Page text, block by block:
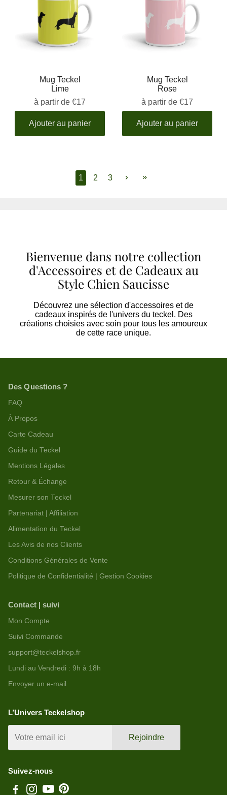
Mug Teckel
Lime
à partir de €17
Ajouter au panier
Mug Teckel
Rose
à partir de €17
Ajouter au panier
1 2 3
Bienvenue dans notre collection
d'Accessoires et de Cadeaux au
Style Chien Saucisse
Découvrez une sélection d'accessoires et de
cadeaux inspirés de l'univers du teckel. Des
créations choisies avec soin pour tous les amoureux
de cette race unique.
Des Questions ?
FAQ
À Propos
Carte Cadeau
Guide du Teckel
Mentions Légales
Retour & Échange
Mesurer son Teckel
Partenariat | Affiliation
Alimentation du Teckel
Les Avis de nos Clients
Conditions Générales de Vente
Politique de Confidentialité | Gestion Cookies
Contact | suivi
Mon Compte
Suivi Commande
support@teckelshop.fr
Lundi au Vendredi : 9h à 18h
Envoyer un e-mail
L’Univers Teckelshop
Rejoindre
Suivez-nous